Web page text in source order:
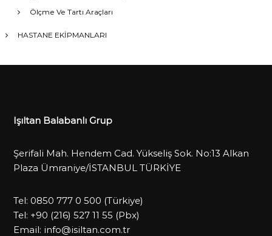
Ölçme Ve Tartı Araçları
HASTANE EKİPMANLARI
Işıltan Balabanlı Grup
Şerifali Mah. Hendem Cad. Yükseliş Sok. No:13 Alkan
Plaza Ümraniye/İSTANBUL TÜRKİYE
Tel: 0850 777 0 500 (Türkiye)
Tel: +90 (216) 527 11 55 (Pbx)
Email: info@isiltan.com.tr